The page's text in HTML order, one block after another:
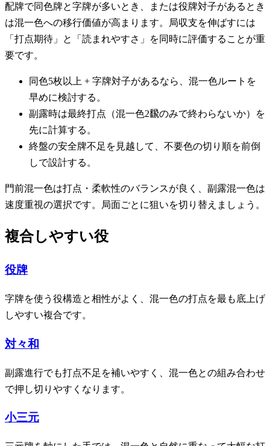
配牌で同色牌と字牌が多いとき、または役牌対子があるとき
は混一色への移行価値が高まります。局収支を伸ばすには
「打点期待」と「読まれやすさ」を同時に評価することが重
要です。
同色5枚以上 + 字牌対子があるなら、混一色ルートを
早めに検討する。
副露時は最終打点（混一色2飜のみで終わらないか）を
先に計算する。
終盤の安全牌不足を見越して、不要色の切り順を前倒
しで設計する。
門前混一色は打点・柔軟性のバランスが良く、副露混一色は
速度重視の選択です。局面ごとに狙いを切り替えましょう。
複合しやすい役
役牌
字牌を使う役構造と相性がよく、混一色の打点を最も底上げ
しやすい複合です。
対々和
副露進行でも打点不足を補いやすく、混一色との組み合わせ
で押し切りやすくなります。
小三元